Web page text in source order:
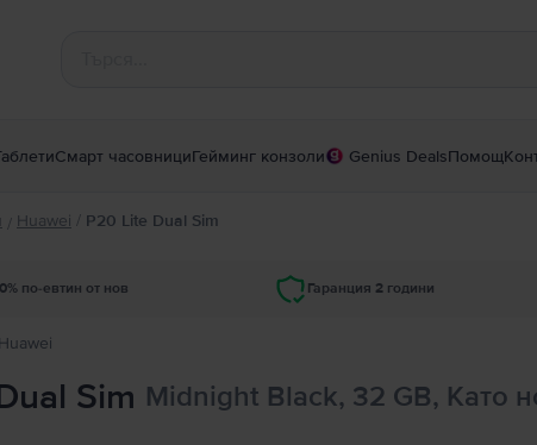
Смарт часовнициГейминг конзоли Genius DealsПомощ
/ Huawei / P20 Lite Dual Sim
по-евтин от нов Гаранция 2 години
Sim Midnight Black, 32 GB, Като